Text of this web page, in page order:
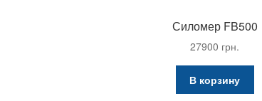
Силомер FB500
27900 грн.
В корзину